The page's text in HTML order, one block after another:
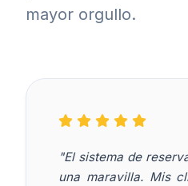
mayor orgullo.
"El sistema de
una maravilla. Mis